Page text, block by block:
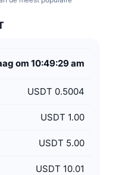
om 10:49:29 am
USDT 0.5004
USDT 1.00
USDT 5.00
USDT 10.01